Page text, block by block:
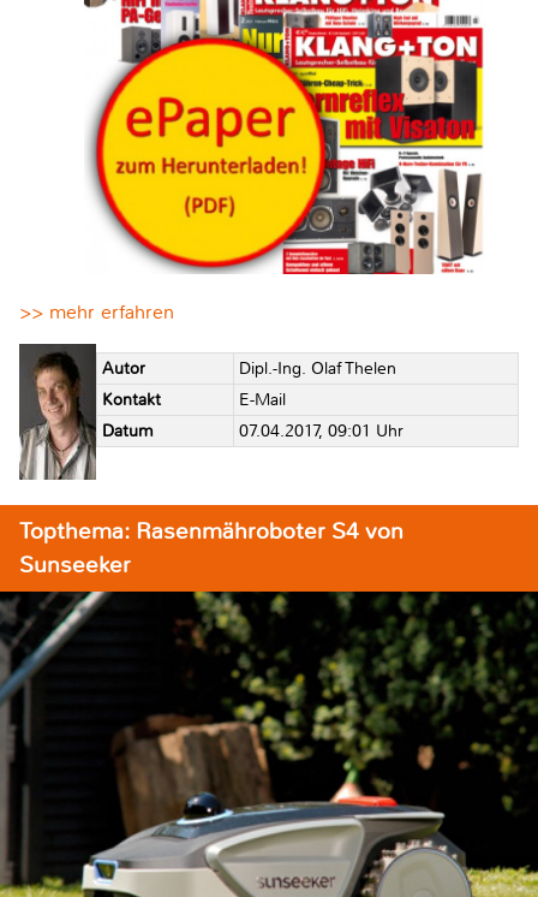
>> mehr erfahren
Autor
Dipl.-Ing. Olaf Thelen
Kontakt
E-Mail
Datum
07.04.2017, 09:01 Uhr
Topthema: Rasenmähroboter S4 von
Sunseeker